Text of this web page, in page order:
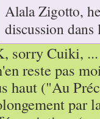
Alala Zigotto,
discussion
sorry Cuiki,
reste pas
haut ("Au
par